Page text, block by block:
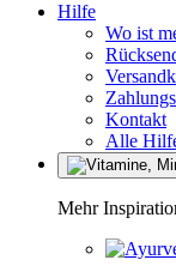
Hilfe
Wo ist
Kontakt
Alle
Mehr